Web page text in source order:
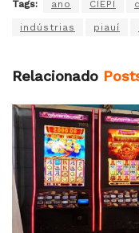
Tags: ano CIEPI
indústrias piauí
Relacionado